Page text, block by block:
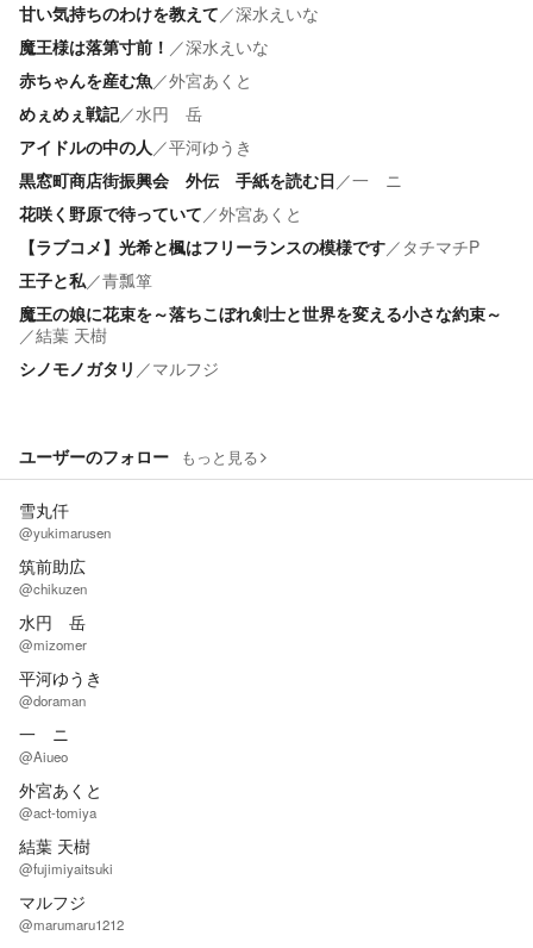
甘い気持ちのわけを教えて／深水えいな
魔王様は落第寸前！ ／深水えいな
赤ちゃんを産む魚／外宮あくと
めぇめぇ戦記／水円 岳
アイドルの中の人／平河ゆうき
黒窓町商店街振興会 外伝 手紙を読む日 ／一 ニ
花咲く野原で待っていて／外宮あくと
【ラブコメ】光希と楓はフリーランスの模様です／ タチマチP
王子と私／青瓢箪
魔王の娘に花束を～落ちこぼれ剣士と世界を変える小さな約束～
／結葉 天樹
シノモノガタリ ／マルフジ
ユーザーのフォロー もっと見る
雪丸仟
@yukimarusen
筑前助広
@chikuzen
水円 岳
@mizomer
平河ゆうき
@doraman
一 ニ
@Aiueo
外宮あくと
@act-tomiya
結葉 天樹
@fujimiyaitsuki
マルフジ
@marumaru1212